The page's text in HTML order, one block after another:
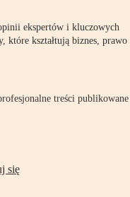
ekspertów i kluczowych
które kształtują biznes, prawo
treści publikowane
się